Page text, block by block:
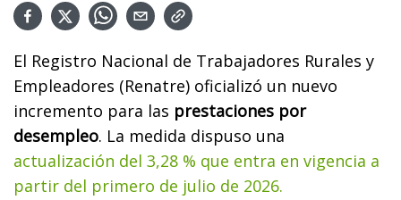
El Registro Nacional de Trabajadores Rurales y
Empleadores (Renatre) oficializó un nuevo
incremento para las prestaciones por
desempleo. La medida dispuso una
actualización del 3,28 % que entra en vigencia a
partir del primero de julio de 2026.